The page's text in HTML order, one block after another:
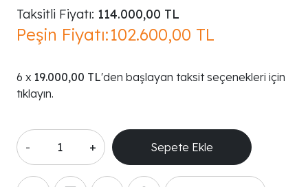
Taksitli Fiyatı: 114.000,00 TL
Peşin Fiyatı:102.600,00 TL
19.000,00 TL'den başlayan taksit seçenekleri için
tıklayın.
- +